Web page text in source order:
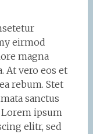
eirmod
magna
At vero eos et
rebum. Stet
sanctus
ipsum
elitr, sed